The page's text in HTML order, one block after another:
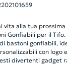
vita alla tua
Gonfiabili per il
bastoni gonfiabili,
con logo
divertenti gadget